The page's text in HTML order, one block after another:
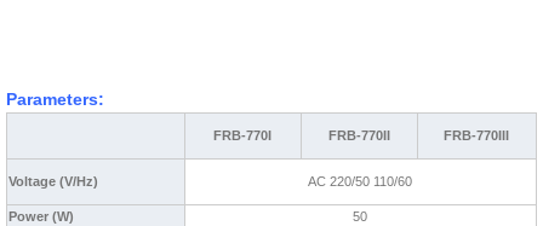
Parameters:
FRB-770I FRB-770II FRB-770III
Voltage (V/Hz) AC 220/50 110/60
Power (W) 50